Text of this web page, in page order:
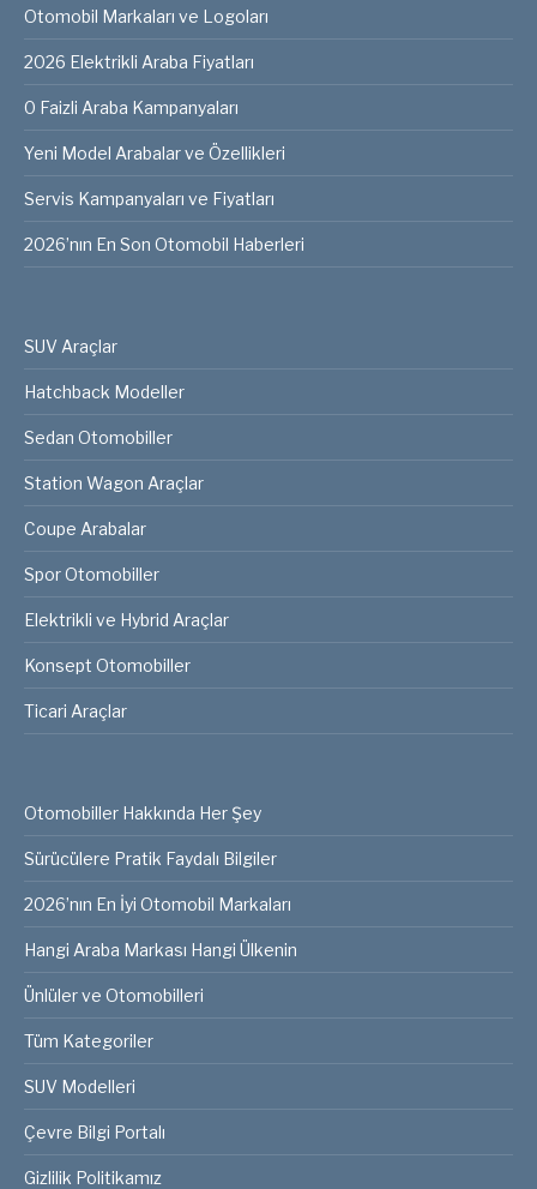
Otomobil Markaları ve Logoları
2026 Elektrikli Araba Fiyatları
0 Faizli Araba Kampanyaları
Yeni Model Arabalar ve Özellikleri
Servis Kampanyaları ve Fiyatları
2026’nın En Son Otomobil Haberleri
SUV Araçlar
Hatchback Modeller
Sedan Otomobiller
Station Wagon Araçlar
Coupe Arabalar
Spor Otomobiller
Elektrikli ve Hybrid Araçlar
Konsept Otomobiller
Ticari Araçlar
Otomobiller Hakkında Her Şey
Sürücülere Pratik Faydalı Bilgiler
2026’nın En İyi Otomobil Markaları
Hangi Araba Markası Hangi Ülkenin
Ünlüler ve Otomobilleri
Tüm Kategoriler
SUV Modelleri
Çevre Bilgi Portalı
Gizlilik Politikamız